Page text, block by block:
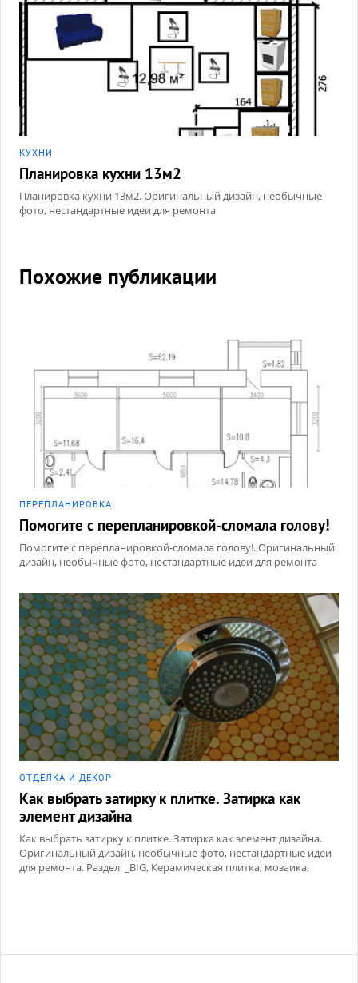
КУХНИ
Планировка кухни 13м2
Планировка кухни 13м2. Оригинальный дизайн, необычные
фото, нестандартные идеи для ремонта
Похожие публикации
ПЕРЕПЛАНИРОВКА
Помогите с перепланировкой-сломала голову!
Помогите с перепланировкой-сломала голову!. Оригинальный
дизайн, необычные фото, нестандартные идеи для ремонта
ОТДЕЛКА И ДЕКОР
Как выбрать затирку к плитке. Затирка как
элемент дизайна
Как выбрать затирку к плитке. Затирка как элемент дизайна.
Оригинальный дизайн, необычные фото, нестандартные идеи
для ремонта. Раздел: _BIG, Керамическая плитка, мозаика,